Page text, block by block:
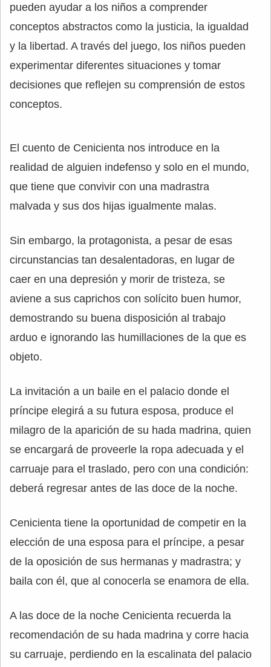
pueden ayudar a los niños a comprender
conceptos abstractos como la justicia, la igualdad
y la libertad. A través del juego, los niños pueden
experimentar diferentes situaciones y tomar
decisiones que reflejen su comprensión de estos
conceptos.
El cuento de Cenicienta nos introduce en la
realidad de alguien indefenso y solo en el mundo,
que tiene que convivir con una madrastra
malvada y sus dos hijas igualmente malas.
Sin embargo, la protagonista, a pesar de esas
circunstancias tan desalentadoras, en lugar de
caer en una depresión y morir de tristeza, se
aviene a sus caprichos con solícito buen humor,
demostrando su buena disposición al trabajo
arduo e ignorando las humillaciones de la que es
objeto.
La invitación a un baile en el palacio donde el
príncipe elegirá a su futura esposa, produce el
milagro de la aparición de su hada madrina, quien
se encargará de proveerle la ropa adecuada y el
carruaje para el traslado, pero con una condición:
deberá regresar antes de las doce de la noche.
Cenicienta tiene la oportunidad de competir en la
elección de una esposa para el príncipe, a pesar
de la oposición de sus hermanas y madrastra; y
baila con él, que al conocerla se enamora de ella.
A las doce de la noche Cenicienta recuerda la
recomendación de su hada madrina y corre hacia
su carruaje, perdiendo en la escalinata del palacio